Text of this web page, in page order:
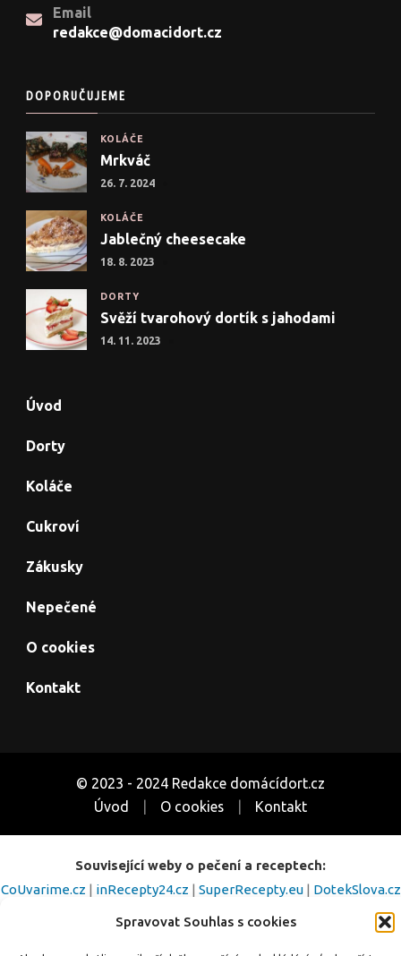
Spravovat Souhlas s cookies
Email
redakce@domacidort.cz
DOPORUČUJEME
KOLÁČE
Mrkváč
26. 7. 2024
KOLÁČE
Jablečný cheesecake
18. 8. 2023
DORTY
Svěží tvarohový dortík s jahodami
14. 11. 2023
Úvod
Dorty
Koláče
Cukroví
Zákusky
Nepečené
O cookies
Kontakt
© 2023 - 2024 Redakce domácídort.cz
Úvod
O cookies Kontakt
Související weby o pečení a receptech:
CoUvarime.cz | inRecepty24.cz | SuperRecepty.eu | DotekSlova.cz
Osobní stránky CZIN.eu